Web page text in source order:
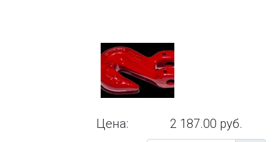
Цена:
2 187.00 руб.